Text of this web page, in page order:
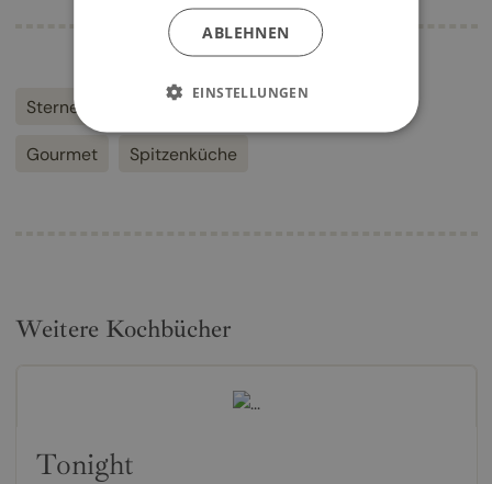
Sterneküche Sternekoch
Gourmet Spitzenküche
Weitere Kochbücher
Tonight
ABLEHNEN
EINSTELLUNGEN